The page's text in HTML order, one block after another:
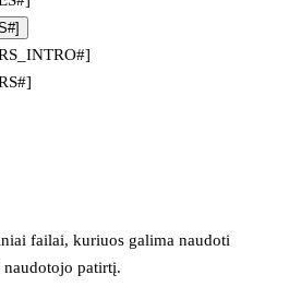
failai, kuriuos galima naudoti
naudotojo patirtį.